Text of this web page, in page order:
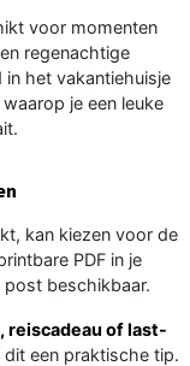
voor momenten
regenachtige
het vakantiehuisje
je een leuke
kan kiezen voor de
PDF in je
post beschikbaar.
reiscadeau of last-
een praktische tip.